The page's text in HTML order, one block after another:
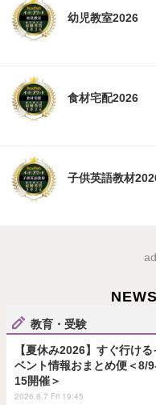
幼児教室2026
食材宅配2026
子供英語教材
教育・受験
【夏休み2026】すぐ行ける
ベント情報おまとめ便＜8/
15開催＞
2026.8.7 Fri 19:45